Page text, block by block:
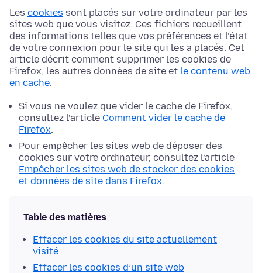
Les cookies sont placés sur votre ordinateur par les
sites web que vous visitez. Ces fichiers recueillent
des informations telles que vos préférences et l’état
de votre connexion pour le site qui les a placés. Cet
article décrit comment supprimer les cookies de
Firefox, les autres données de site et le contenu web
en cache.
Si vous ne voulez que vider le cache de Firefox,
consultez l’article Comment vider le cache de
Firefox.
Pour empêcher les sites web de déposer des
cookies sur votre ordinateur, consultez l’article
Empêcher les sites web de stocker des cookies
et données de site dans Firefox.
Table des matières
Effacer les cookies du site actuellement
visité
Effacer les cookies d’un site web